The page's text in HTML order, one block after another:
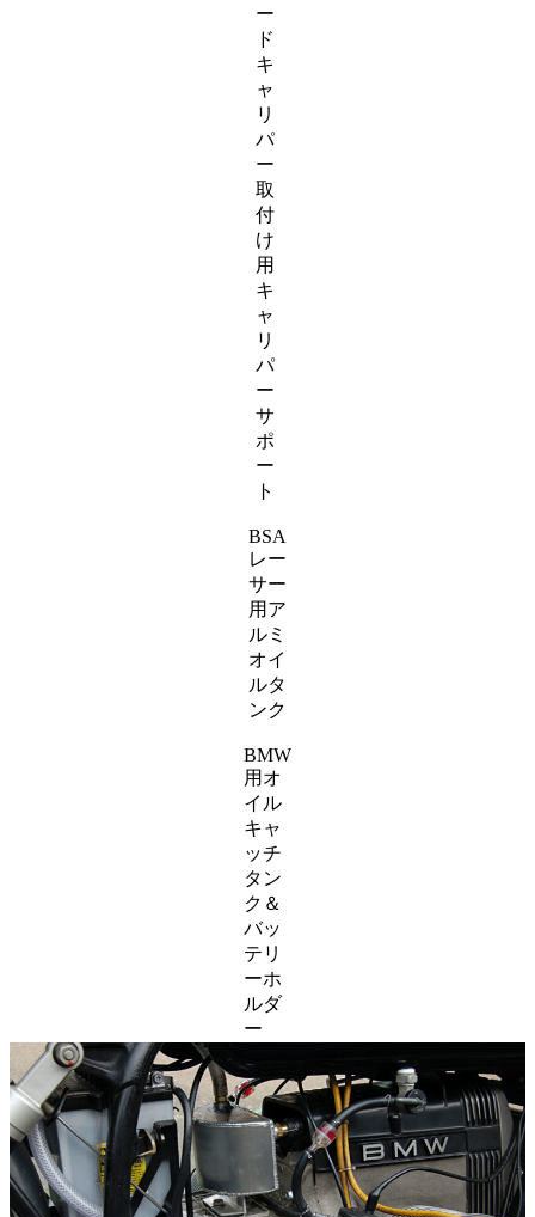
ー
ド
キ
ャ
リ
パ
ー
取
付
け
用
キ
ャ
リ
パ
ー
サ
ポ
ー
ト
BSA
レー
サー
用ア
ルミ
オイ
ルタ
ンク
BMW
用オ
イル
キャ
ッチ
タン
ク＆
バッ
テリ
ーホ
ルダ
ー